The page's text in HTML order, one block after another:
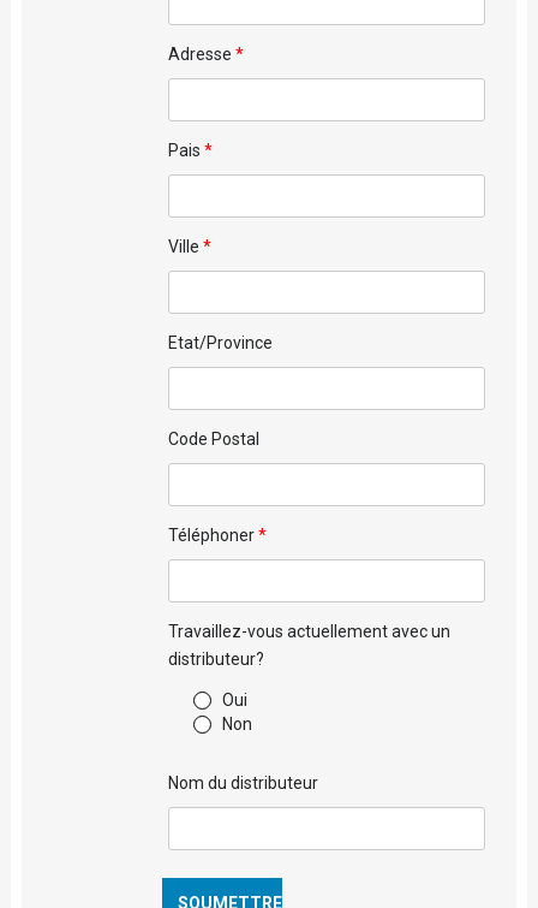
Adresse
Pais
Ville
Etat/Province
Code Postal
Téléphoner
Travaillez-vous actuellement avec un
distributeur?
Oui
Non
Nom du distributeur